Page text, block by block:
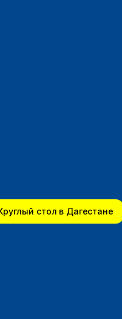
стол в Дагестане